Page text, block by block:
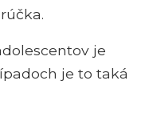
je
je to taká